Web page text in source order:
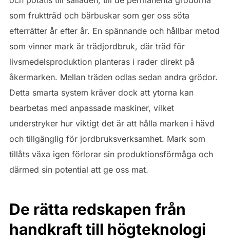
som fruktträd och bärbuskar som ger oss söta
efterrätter år efter år. En spännande och hållbar metod
som vinner mark är trädjordbruk, där träd för
livsmedelsproduktion planteras i rader direkt på
åkermarken. Mellan träden odlas sedan andra grödor.
Detta smarta system kräver dock att ytorna kan
bearbetas med anpassade maskiner, vilket
understryker hur viktigt det är att hålla marken i hävd
och tillgänglig för jordbruksverksamhet. Mark som
tillåts växa igen förlorar sin produktionsförmåga och
därmed sin potential att ge oss mat.
De rätta redskapen från
handkraft till högteknologi